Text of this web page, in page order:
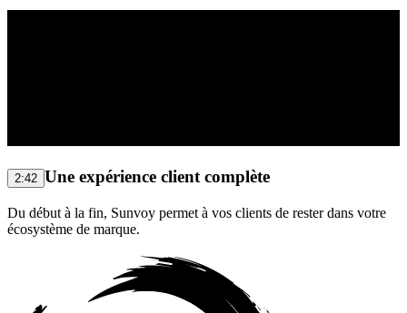
2:42 Une expérience client complète
Du début à la fin, Sunvoy permet à vos clients de rester dans votre
écosystème de marque.